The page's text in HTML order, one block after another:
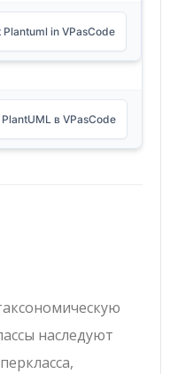
Plantuml in VPasCode
в VPasCode
наследуют